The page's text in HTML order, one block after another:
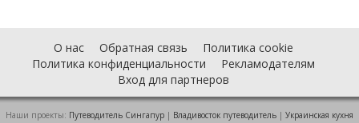
О нас Обратная связь
Политика cookie
Политика конфиденциальности
Рекламодателям
Вход для партнеров
Наши проекты: Путеводитель Сингапур | Владивосток путеводитель | Украинская кухня